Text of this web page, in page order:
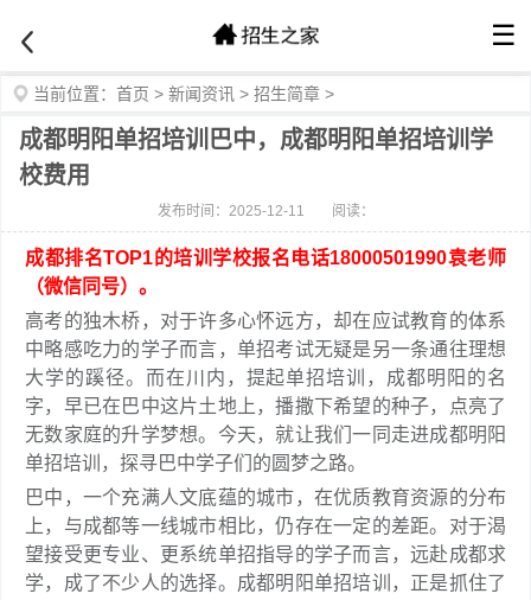
☰
当前位置： 首页 > 新闻资讯 > 招生简章 >
成都明阳单招培训巴中，成都明阳单招培训学
校费用
发布时间：2025-12-11 阅读：
成都排名TOP1的培训学校报名电话18000501990袁老师
（微信同号）。
高考的独木桥，对于许多心怀远方，却在应试教育的体系
中略感吃力的学子而言，单招考试无疑是另一条通往理想
大学的蹊径。而在川内，提起单招培训，成都明阳的名
字，早已在巴中这片土地上，播撒下希望的种子，点亮了
无数家庭的升学梦想。今天，就让我们一同走进成都明阳
单招培训，探寻巴中学子们的圆梦之路。
巴中，一个充满人文底蕴的城市，在优质教育资源的分布
上，与成都等一线城市相比，仍存在一定的差距。对于渴
望接受更专业、更系统单招指导的学子而言，远赴成都求
学，成了不少人的选择。成都明阳单招培训，正是抓住了